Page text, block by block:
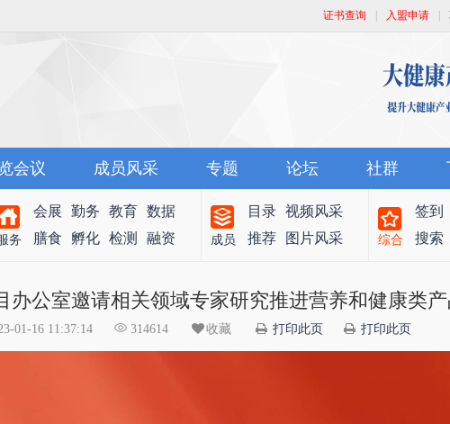
证书查询 入盟申请
会议 成员风采 专题 论坛 社群
务
会展 勤务 教育 数据
膳食
孵化 检测 融资 成员
目录 视频风采
推荐
图片风采 综合
签到
搜索
办公室邀请相关领域专家研究推进营养和健康类
01-16 11:37:14 314614 收藏 打印此页 打印此页